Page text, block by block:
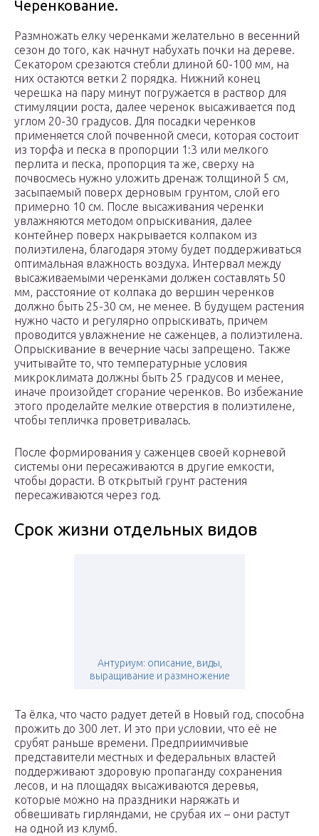
Черенкование.
Размножать елку черенками желательно в весенний
сезон до того, как начнут набухать почки на дереве.
Секатором срезаются стебли длиной 60-100 мм, на
них остаются ветки 2 порядка. Нижний конец
черешка на пару минут погружается в раствор для
стимуляции роста, далее черенок высаживается под
углом 20-30 градусов. Для посадки черенков
применяется слой почвенной смеси, которая состоит
из торфа и песка в пропорции 1:3 или мелкого
перлита и песка, пропорция та же, сверху на
почвосмесь нужно уложить дренаж толщиной 5 см,
засыпаемый поверх дерновым грунтом, слой его
примерно 10 см. После высаживания черенки
увлажняются методом опрыскивания, далее
контейнер поверх накрывается колпаком из
полиэтилена, благодаря этому будет поддерживаться
оптимальная влажность воздуха. Интервал между
высаживаемыми черенками должен составлять 50
мм, расстояние от колпака до вершин черенков
должно быть 25-30 см, не менее. В будущем растения
нужно часто и регулярно опрыскивать, причем
проводится увлажнение не саженцев, а полиэтилена.
Опрыскивание в вечерние часы запрещено. Также
учитывайте то, что температурные условия
микроклимата должны быть 25 градусов и менее,
иначе произойдет сгорание черенков. Во избежание
этого проделайте мелкие отверстия в полиэтилене,
чтобы тепличка проветривалась.
После формирования у саженцев своей корневой
системы они пересаживаются в другие емкости,
чтобы дорасти. В открытый грунт растения
пересаживаются через год.
Срок жизни отдельных видов
Антуриум: описание, виды,
выращивание и размножение
Та ёлка, что часто радует детей в Новый год, способна
прожить до 300 лет. И это при условии, что её не
срубят раньше времени. Предприимчивые
представители местных и федеральных властей
поддерживают здоровую пропаганду сохранения
лесов, и на площадях высаживаются деревья,
которые можно на праздники наряжать и
обвешивать гирляндами, не срубая их – они растут
на одной из клумб.